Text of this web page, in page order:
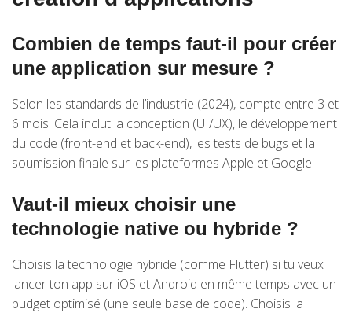
Combien de temps faut-il pour créer
une application sur mesure ?
Selon les standards de l’industrie (2024), compte entre 3 et
6 mois. Cela inclut la conception (UI/UX), le développement
du code (front-end et back-end), les tests de bugs et la
soumission finale sur les plateformes Apple et Google.
Vaut-il mieux choisir une
technologie native ou hybride ?
Choisis la technologie hybride (comme Flutter) si tu veux
lancer ton app sur iOS et Android en même temps avec un
budget optimisé (une seule base de code). Choisis la